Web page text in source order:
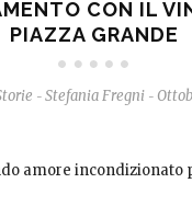
CON IL
PIAZZA GRANDE
- Stefania Fregni -
amore incondizionato